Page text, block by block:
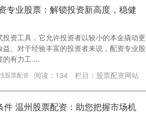
专业股票：解锁投资新高度，稳健
资工具，它允许投资者以较小的本金撬动更
。对于经验丰富的投资者来说，配资专业股
的有力工....
股票配资 阅读： 134 栏目： 股票配资网站
温州股票配资：助您把握市场机